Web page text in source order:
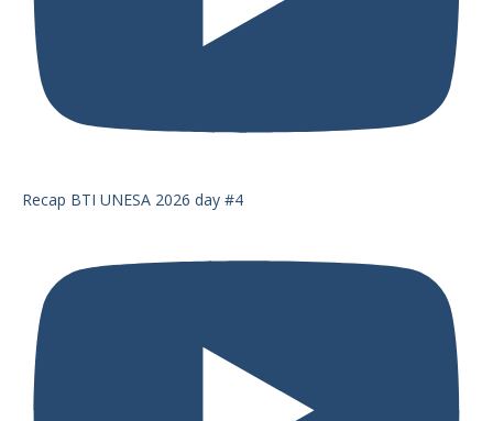
Recap BTI UNESA 2026 day #4